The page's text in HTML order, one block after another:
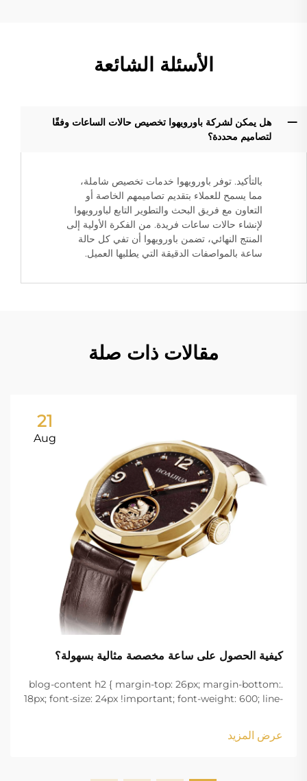
الأسئلة الشائعة
هل يمكن لشركة باورويهوا تخصيص حالات الساعات وفقًا
لتصاميم محددة؟
بالتأكيد. توفر باورويهوا خدمات تخصيص شاملة،
مما يسمح للعملاء بتقديم تصاميمهم الخاصة أو
التعاون مع فريق البحث والتطوير التابع لباورويهوا
لإنشاء حالات ساعات فريدة. من الفكرة الأولية إلى
المنتج النهائي، تضمن باورويهوا أن تفي كل حالة
ساعة بالمواصفات الدقيقة التي يطلبها العميل.
مقالات ذات صلة
21
Aug
كيفية الحصول على ساعة مخصصة مثالية بسهولة؟
.blog-content h2 { margin-top: 26px; margin-bottom:
18px; font-size: 24px !important; font-weight: 600; line-
margin-bottom: 18px; font-size: 20px !important; font-
w...
عرض المزيد